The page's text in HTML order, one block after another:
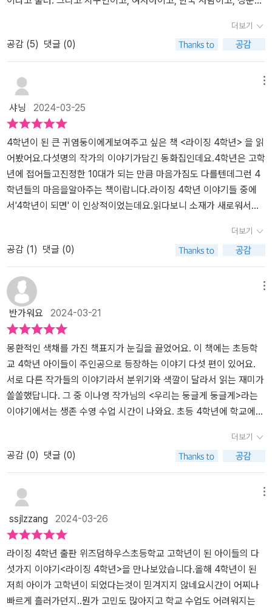
정복하지 않아' 중에서, p.92~93 한 달 전에 전학을 온 여울이는 친
구 관계가 걱정이다. 왜냐하면 지난 학교에서 자신을 괴롭히고 따돌
린 아이들 때문에 도망치듯 이사를 온 것이기 때문이다. '그런 일이 또
일어나면 어떻게 하지?' 하는 마음에 어떤 상황에서도 튀지 않고 조용
하게 지내기로 마음 먹는다. 마침 마니토 게임을 하게 되고, 친구들과
친해질 수 있는 좋은 기회라고 생각했는데 어쩌다 보니 자신의 이름
을 뽑게 되어 그마저도 할 수 없게 된다. 그런데 그때 맑은 목소리로
누군가 말을 건넨다. 휘파람을 부는 듯, 유리잔이 울리듯 영롱한 소리
로 자신과 마니토를 하면 된다고 말이다. 과연 그 목소리의 정체는 누
구였을까. 여울이는 친구들과 잘 어울려 지낼 수 있을까. 엄마 손을
잡고 입학한 지가 엊그제 같은데, 아이들이 벌써 4학년이 되었다. 보
통 3학년까지를 저학년, 4학년부터는 고학년이라고들 하지만, 사실
그럼에도 점점 더 자아가 생기고, 혼자 할 수 있는 일이 늘어나고, 주
변 관계에 대한 걱정도, 고민도 많아져서 훌쩍 큰 것처럼 느껴지기도
하는 것이 이 시기이기도 하다. 이 책은 그런 4학년들을 위한 맞춤 동
화집이다. 김혜진, 이재문, 문이소, 이나영, 채은하, 다섯 명의 작가가
완전히 다른 매력의 다섯 빛깔 동화들을 탄생시켰다. 나는 크게 한
숨을 쉬고는 사물함에 몸을 기댔다. 아무리 돌이켜봐도 딱히 잘못한
건 없는 거 같은데, 왜 꼬여 버린 건지 알 수가 없었다. 화기애애한 교
실 풍경이 무척이나 멀게 느껴졌다. 지난 학교에서도 이런 기분이었
지. 나는 무심코 떠오른 생각에 몸을 부르르 떨었다. 그때랑은 다르잖
아. 나는 쓸데없는 생각을 떨쳐 내려고 일부러 큰소리를 내어 중얼거
렸다.'이것 참 큰일이네. 나는 누구랑 마니토를 한담.' - 채은하,
'너는 나의 우렁' 중에서, p.174~175 별로 친하지 않은 친구와 미스터
문에 답답함을 느끼는 솔이의 이야기, 유치원 때부터 단짝이던 친구
와 멀어지게 되어 고민인 하이의 이야기, 잘하던 수영을 할 수 없게 된
리안이의 비밀, 따돌림을 당할까봐 걱정인 여울이의 이야기 등 다섯
명의 아이들은 각자 다른 고민을 안고 있지만, 문제를 해결해 나가는
것은 결코 혼자가 아니다. 친구들과의 관계를 통해 어려움을 풀어 나
가는 아이들의 이야기는 딱 그 시기에 걸맞는 눈높이와 사려 깊음으
로 공감을 불러 일으킨다. 이 작품은 기획 단계부터 오로지 4학년만
을 위한 맞춤 동화를 만드는 걸 목표로 하고 전국의 초등학교 선생님
들을 대상으로 설문 조사를 거쳐 탄생했다. 선생님들이 4학년에 대해
해주신 이야기들을 바탕으로, 이 시기에 아이들에게 꼭 필요한 이야
기가 만들어진 것이다. 다섯 편의 이야기가 수록되어 페이지수가 많
더보기
공감 (5) 댓글 (0)
샤닝 2024-03-25
4학년이 된 큰 귀염둥이에게보여주고 싶은 책 <라이징 4학년> 을 읽
어봤어요.다섯명의 작가의 이야기가담긴 동화집인데요.4학년은 고학
년에 접어들고진정한 10대가 되는 만큼 마음가짐도 다를텐데그런 4
학년들의 마음을알아주는 책이랍니다.라이징 4학년 이야기들 중에
서'4학년이 되면' 이 인상적이었는데요.​읽다보니 소재가 새로워서신
어요.​흥미진진해서아이는 재미있게 잘 읽더라고요.4학년에게 초점이
맞춰져서아이의 시선을 이해할 수 있겠더라고요.​각양각색의 이야기
들을 읽고나니 시간이 어느새 훌쩍 지나갔어요.그만큼 책에 빠졌나봐
요.​초등학생이 읽기 좋은 동화집추천합니다출판사로부터 도서 협찬
을 받고 본인의 주관적 견해에 의해 작성하였습니다
더보기
공감 (1 ) 댓글 (0)
반가워요 2024-03-21
몽환적인 색채를 가진 책표지가 눈길을 끌었어요. 이 책에는 초등학
교 4학년 아이들이 주인공으로 등장하는 이야기 다섯 편이 있어요.
서로 다른 작가들의 이야기라서 분위기와 색깔이 달라서 읽는 재미가
쏠쏠했답니다. 그 중 이나영 작가님의 <우리는 둥글게 둥글게>라는
이야기에서는 생존 수영 수업 시간이 나와요. 초등 4학년에 학교에서
공 리안이가 두려움을 극복하는 과정이 긍정적인 메세지를 어린이 독
자들에게 전해주어서 좋았어요.생생하게 느껴지는 현실적인 이야기
와 상상력을 키워주는 판타지 동화까지 여러 장르를 만나볼 수 있는
이 책을 읽어보세요~!!출판사로부터 도서를 제공받아 읽고 주관적인
생각을 쓴 리뷰입니다.
더보기
공감 (0) 댓글 (0)
ssjlzzang 2024-03-26
라이징 4학년 출판 위즈덤하우스​초등학교 고학년이 된 아이들의 다
섯가지 이야기<라이징 4학년>을 만나보았습니다.올해 4학년이 된
저희 아이가 고학년이 되었다는것이 믿겨지지 않네요시간이 어찌나
빠르게 흘러가던지..뭔가 고민도 많아지고 학교 수업도 어려워지는